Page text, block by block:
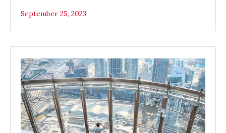
September 25, 2023